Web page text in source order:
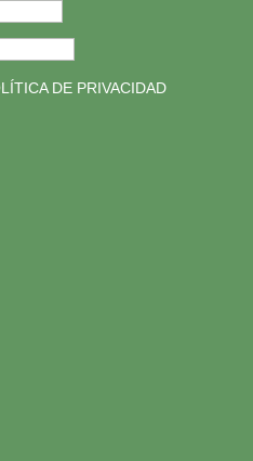
DE PRIVACIDAD